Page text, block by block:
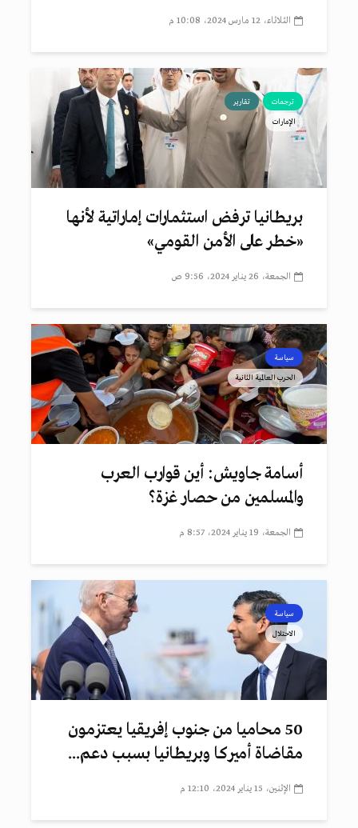
الثلاثاء، 12 مارس 2024، 10:08 م
ترجمات تقارير
الإمارات
بريطانيا ترفض استثمارات إماراتية لأنها
«خطر على الأمن القومي»
الجمعة، 26 يناير 2024، 9:56 ص
سياسة
الحرب العالمية الثانية
أسامة جاويش: أين قوارب العرب
والمسلمين من حصار غزة؟
الجمعة، 19 يناير 2024، 8:57 م
سياسة
الاحتلال
50 محاميا من جنوب إفريقيا يعتزمون
مقاضاة أميركا وبريطانيا بسبب دعم...
الإثنين، 15 يناير 2024، 12:10 م